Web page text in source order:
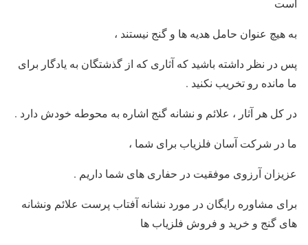
است
به هیچ عنوان حامل هدیه ها و گنج نیستند ،
پس در نظر داشته باشید که آثاری که از گذشتگان به یادگار برای
ما مانده رو تخریب نکنید .
در کل هر آثار ، علائم و نشانه گنج اشاره به محوطه خودش دارد .
ما در شرکت آسان فلزیاب برای شما ،
عزیزان آرزوی موفقیت در حفاری های شما داریم .
برای مشاوره رایگان در مورد نشانه آفتاب پرست علائم ونشانه
های گنج و خرید و فروش فلزیاب ها